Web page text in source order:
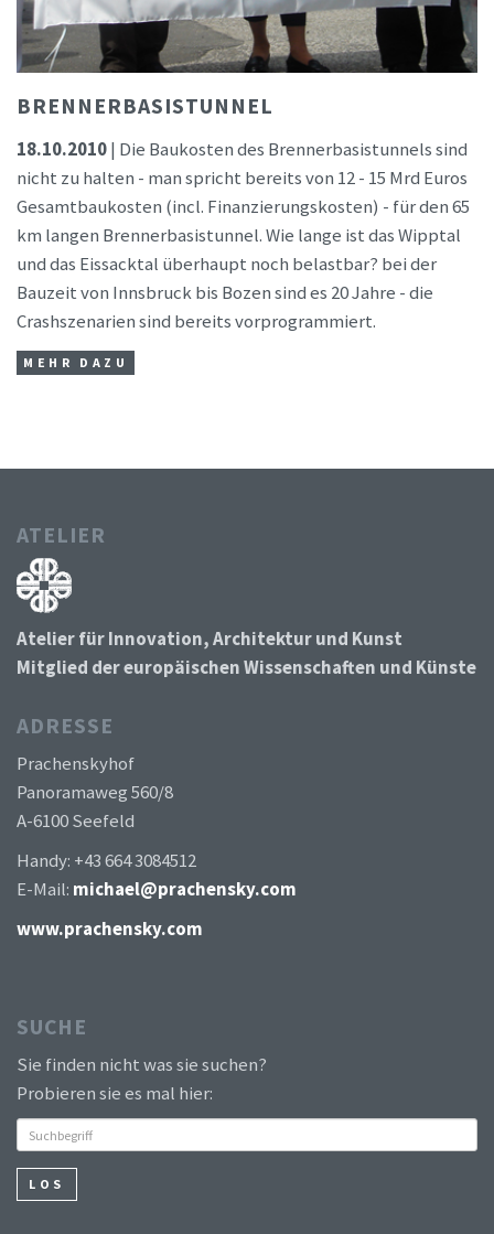
BRENNERBASISTUNNEL
18.10.2010| Die Baukosten des Brennerbasistunnels sind
nicht zu halten - man spricht bereits von 12 - 15 Mrd Euros
Gesamtbaukosten (incl. Finanzierungskosten) - für den 65
km langen Brennerbasistunnel. Wie lange ist das Wipptal
und das Eissacktal überhaupt noch belastbar? bei der
Bauzeit von Innsbruck bis Bozen sind es 20 Jahre - die
Crashszenarien sind bereits vorprogrammiert.
MEHR DAZU
ATELIER
Atelier für Innovation, Architektur und Kunst
Mitglied der europäischen Wissenschaften und Künste
ADRESSE
Prachenskyhof
Panoramaweg 560/8
A-6100 Seefeld
Handy: +43 664 3084512
E-Mail: michael@prachensky.com
www.prachensky.com
SUCHE
Sie finden nicht was sie suchen?
Probieren sie es mal hier:
LOS